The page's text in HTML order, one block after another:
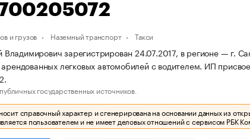
и грузов Наземный транспорт Такси
зарегистрирован 24.07.2017, в регионе — г.
арендованных легковых автомобилей с водителем. ИП
государственных источников.
справочный характер и сгенерирована на основании данных из
пользователем и не имеет деловых отношений с сервисом РБК